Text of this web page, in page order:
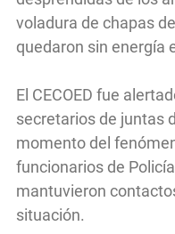
voladura de chapas
quedaron sin energía
El CECOED fue
secretarios de juntas
momento del
funcionarios de
mantuvieron
situación.